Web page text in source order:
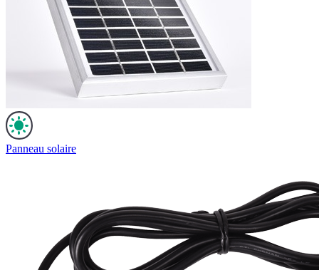
Panneau solaire